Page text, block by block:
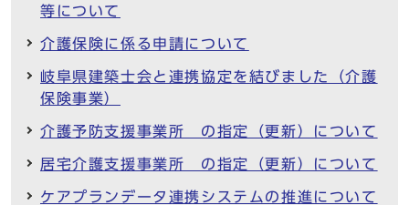
等について
介護保険に係る申請について
岐阜県建築士会と連携協定を結びました（介護
保険事業）
介護予防支援事業所 の指定（更新）について
居宅介護支援事業所 の指定（更新）について
ケアプランデータ連携システムの推進について